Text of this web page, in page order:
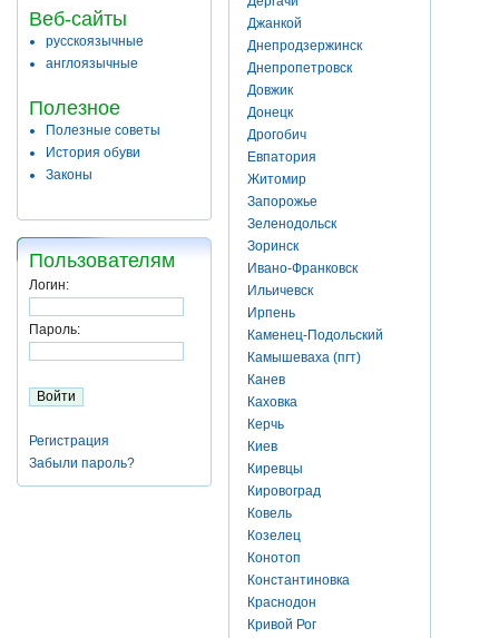
Веб-сайты
русскоязычные
англоязычные
Полезное
Полезные советы
История обуви
Законы
Пользователям
Логин:
Пароль:
Регистрация
Забыли пароль?
Джанкой
Днепродзержинск
Днепропетровск
Довжик
Донецк
Дрогобич
Евпатория
Житомир
Запорожье
Зеленодольск
Зоринск
Ивано-Франковск
Ильичевск
Ирпень
Каменец-Подольский
Камышеваха (пгт)
Канев
Каховка
Керчь
Киев
Киревцы
Кировоград
Ковель
Козелец
Конотоп
Константиновка
Краснодон
Кривой Рог